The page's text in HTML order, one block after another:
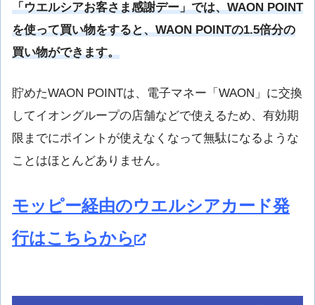
「ウエルシアお客さま感謝デー」では、WAON POINT
を使って買い物をすると、WAON POINTの1.5倍分の
買い物ができます。
貯めたWAON POINTは、電子マネー「WAON」に交換
してイオングループの店舗などで使えるため、有効期
限までにポイントが使えなくなって無駄になるような
ことはほとんどありません。
モッピー経由のウエルシアカード発
行はこちらから